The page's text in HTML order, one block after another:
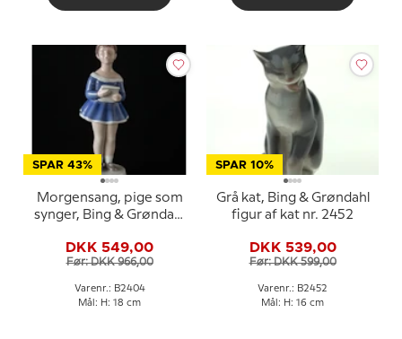
SPAR 43%
Morgensang, pige som
synger, Bing & Grøndahl
DKK 549,00
Før: DKK 966,00
Varenr.: B2404
Mål: H: 18 cm
SPAR 10%
Grå kat, Bing & Grøndahl
figur af kat nr. 2452
DKK 539,00
Før: DKK 599,00
Varenr.: B2452
Mål: H: 16 cm